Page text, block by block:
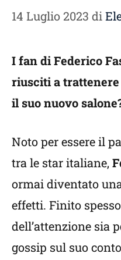
14 Luglio 2023 di
I fan di Federico
riusciti a trattenere
il suo nuovo
Noto per essere il
tra le star italiane,
ormai diventato
effetti. Finito
dell’attenzione sia
gossip sul suo